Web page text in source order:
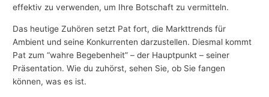
effektiv zu verwenden, um Ihre Botschaft zu vermitteln.
Das heutige Zuhören setzt Pat fort, die Markttrends für
Ambient und seine Konkurrenten darzustellen. Diesmal kommt
Pat zum “wahre Begebenheit” – der Hauptpunkt – seiner
Präsentation. Wie du zuhörst, sehen Sie, ob Sie fangen
können, was es ist.